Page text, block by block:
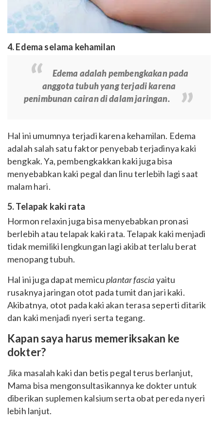
4. Edema selama kehamilan
Edema adalah pembengkakan pada
anggota tubuhyangterjadikarena
penimbunancairan di dalam jaringan.
Hal ini umumnya terjadi karena kehamilan. Edema
adalah salah satu faktor penyebab terjadinya kaki
bengkak. Ya, pembengkakkan kaki juga bisa
menyebabkan kaki pegal dan linu terlebih lagi saat
malam hari.
5. Telapak kaki rata
Hormon relaxin juga bisa menyebabkan pronasi
berlebih atau telapak kaki rata. Telapak kaki menjadi
tidak memiliki lengkungan lagi akibat terlalu berat
menopang tubuh.
Hal ini juga dapat memicuplantar fasciayaitu
rusaknya jaringan otot pada tumit dan jari kaki.
Akibatnya, otot pada kaki akan terasa seperti ditarik
dan kaki menjadi nyeri serta tegang.
Kapan saya harus memeriksakan ke
dokter?
Jika masalah kaki dan betis pegal terus berlanjut,
Mama bisa mengonsultasikannya ke dokter untuk
diberikan suplemen kalsium serta obat pereda nyeri
lebih lanjut.